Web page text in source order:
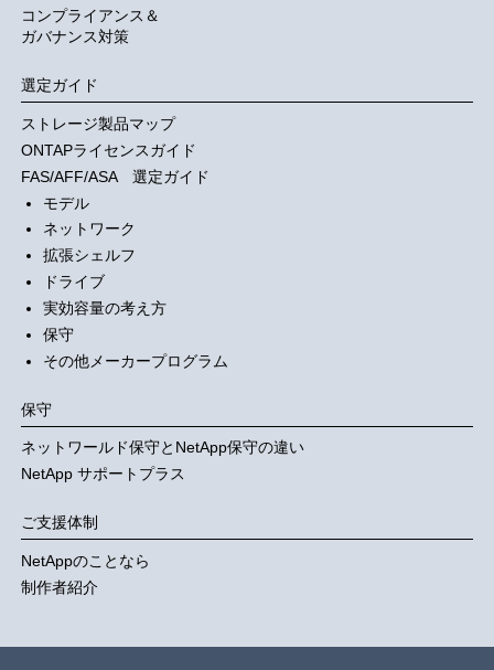
コンプライアンス＆
ガバナンス対策
選定ガイド
ストレージ製品マップ
ONTAPライセンスガイド
FAS/AFF/ASA 選定ガイド
モデル
ネットワーク
拡張シェルフ
ドライブ
実効容量の考え方
保守
その他メーカープログラム
保守
ネットワールド保守とNetApp保守の違い
NetApp サポートプラス
ご支援体制
NetAppのことなら
制作者紹介